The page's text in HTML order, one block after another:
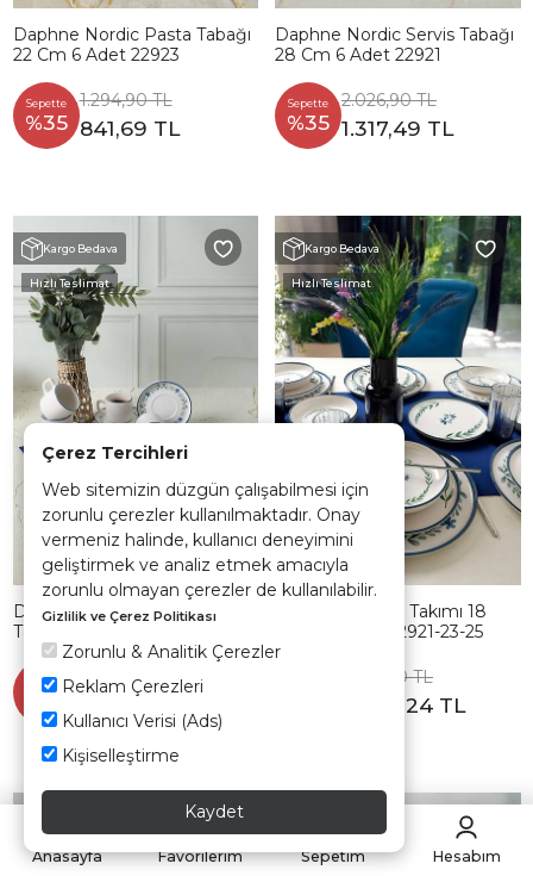
Çerez Tercihleri
Web sitemizin düzgün çalışabilmesi için
zorunlu çerezler kullanılmaktadır. Onay
vermeniz halinde, kullanıcı deneyimini
geliştirmek ve analiz etmek amacıyla
zorunlu olmayan çerezler de kullanılabilir.
Gizlilik ve Çerez Politikası
Zorunlu & Analitik Çerezler
Reklam Çerezleri
Kullanıcı Verisi (Ads)
Kişiselleştirme
Kaydet
Daphne Nordic Pasta Tabağı
22 Cm 6 Adet 22923
Sepette
%35
1.294,90 TL
841,69 TL
Daphne Nordic Servis Tabağı
28 Cm 6 Adet 22921
Sepette
%35
2.026,90 TL
1.317,49 TL
Kargo Bedava
Hızlı Teslimat
Daphne Stackable Çay
Takımı 12 Parça 6 Kişilik
22921-24
Sepette
%35
1.570,90 TL
1.021,09 TL
Kargo Bedava
Hızlı Teslimat
Daphne Yemek Takımı 18
Parça 6 kişilik 22921-23-25
4.321,90 TL
2.809,24 TL
Hızlı Teslimat